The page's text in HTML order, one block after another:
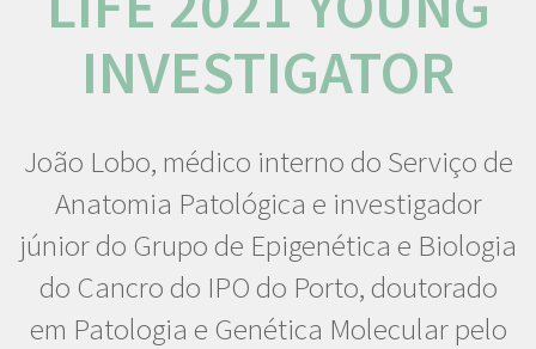
INVESTIGATOR
João Lobo, médico interno do Serviço de
Anatomia Patológica e investigador
júnior do Grupo de Epigenética e Biologia
do Cancro do IPO do Porto, doutorado
em Patologia e Genética Molecular pelo